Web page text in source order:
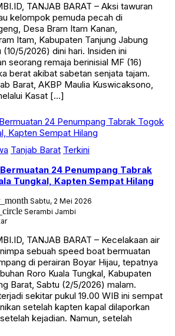
TANJAB BARAT – Aksi tawuran
kelompok pemuda pecah di
Desa Bram Itam Kanan,
Itam, Kabupaten Tanjung Jabung
(10/5/2026) dini hari. Insiden ini
seorang remaja berinisial MF (16)
berat akibat sabetan senjata tajam.
Barat, AKBP Maulia Kuswicaksono,
Kasat […]
Tanjab Barat Terkini
24 Penumpang Tabrak
Tungkal, Kapten Sempat Hilang
Sabtu, 2 Mei 2026
Serambi Jambi
TANJAB BARAT – Kecelakaan air
sebuah speed boat bermuatan
di perairan Boyar Hijau, tepatnya
Roro Kuala Tungkal, Kabupaten
Barat, Sabtu (2/5/2026) malam.
sekitar pukul 19.00 WIB ini sempat
setelah kapten kapal dilaporkan
kejadian. Namun, setelah